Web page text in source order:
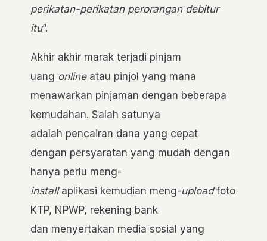
perikatan-perikatan perorangan debitur
itu”.
Akhir akhir marak terjadi pinjam
uang onlineatau pinjol yang mana
menawarkan pinjaman dengan beberapa
kemudahan. Salah satunya
adalah pencairan dana yang cepat
dengan persyaratan yang mudah dengan
hanya perlu meng-
installaplikasi kemudian meng-uploadfoto
KTP, NPWP, rekening bank
dan menyertakan media sosial yang